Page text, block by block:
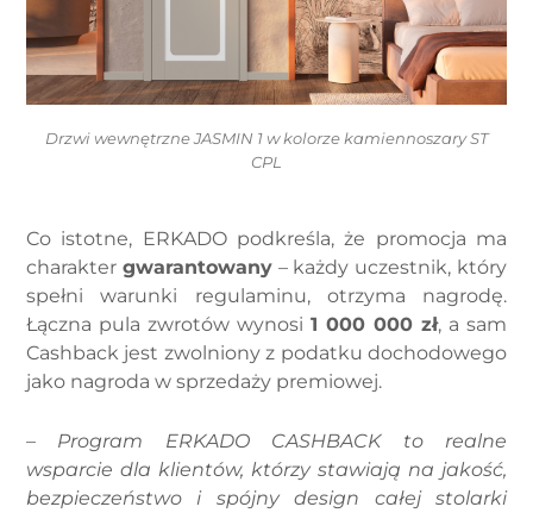
Drzwi wewnętrzne JASMIN 1 w kolorze kamiennoszary ST
CPL
Co istotne, ERKADO podkreśla, że promocja ma
charakter gwarantowany– każdy uczestnik, który
spełni warunki regulaminu, otrzyma nagrodę.
Łączna pula zwrotów wynosi 1 000 000 zł, a sam
Cashback jest zwolniony z podatku dochodowego
jako nagroda w sprzedaży premiowej.
– Program ERKADO CASHBACK to realne
wsparcie dla klientów, którzy stawiają na jakość,
bezpieczeństwo i spójny design całej stolarki